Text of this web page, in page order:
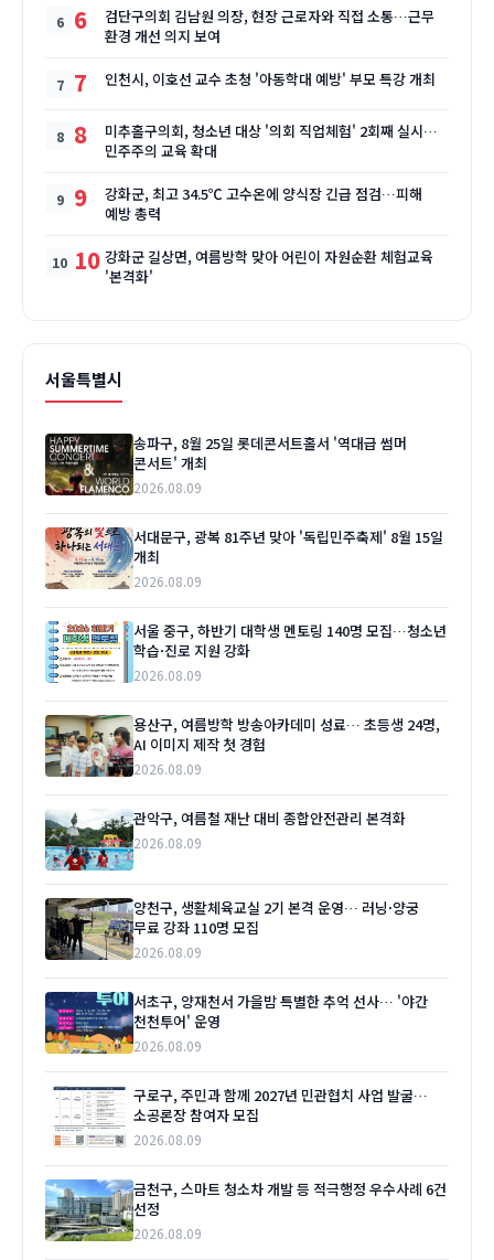
6
검단구의회 김남원 의장, 현장 근로자와 직접 소통…근무
환경 개선 의지 보여
7 인천시, 이호선 교수 초청 '아동학대 예방' 부모 특강 개최
8
미추홀구의회, 청소년 대상 '의회 직업체험' 2회째 실시…
민주주의 교육 확대
9
강화군, 최고 34.5℃ 고수온에 양식장 긴급 점검…피해
예방 총력
10 강화군 길상면, 여름방학 맞아 어린이 자원순환 체험교육
'본격화'
서울특별시
송파구, 8월 25일 롯데콘서트홀서 '역대급 썸머
콘서트' 개최
2026.08.09
서대문구, 광복 81주년 맞아 '독립민주축제' 8월 15일
개최
2026.08.09
서울 중구, 하반기 대학생 멘토링 140명 모집…청소년
학습·진로 지원 강화
2026.08.09
용산구, 여름방학 방송아카데미 성료… 초등생 24명,
AI 이미지 제작 첫 경험
2026.08.09
관악구, 여름철 재난 대비 종합안전관리 본격화
2026.08.09
양천구, 생활체육교실 2기 본격 운영… 러닝·양궁
무료 강좌 110명 모집
2026.08.09
서초구, 양재천서 가을밤 특별한 추억 선사… '야간
천천투어' 운영
2026.08.09
구로구, 주민과 함께 2027년 민관협치 사업 발굴…
소공론장 참여자 모집
2026.08.09
금천구, 스마트 청소차 개발 등 적극행정 우수사례 6건
선정
2026.08.09